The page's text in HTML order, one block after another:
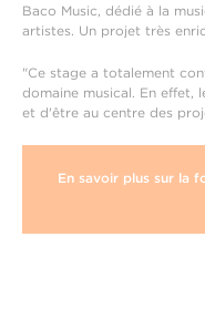
Baco Music, dédié à la
artistes. Un projet très
"Ce stage a totalement
domaine musical. En effet,
et d'être au centre des
En savoir plus sur la